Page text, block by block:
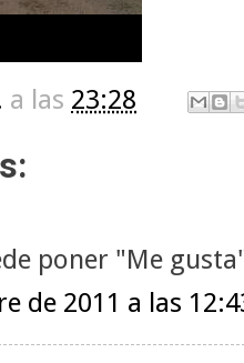
a las 23:28
poner "Me
de 2011 a las